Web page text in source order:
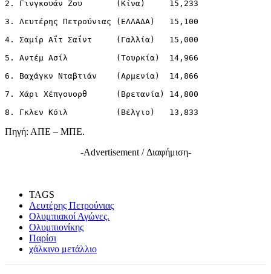
2. Γινγκουάν Ζου       (Κίνα)     15,233
3. Λευτέρης Πετρούνιας (ΕΛΛΑΔΑ)   15,100
4. Σαμίρ Αΐτ Σαΐντ     (Γαλλία)   15,000
5. Αντέμ Ασίλ          (Τουρκία)  14,966
6. Βαχάγκν Νταβτιάν    (Αρμενία)  14,866
7. Χάρι Χέπγουορθ      (Βρετανία) 14,800
Πηγή: ΑΠΕ – ΜΠΕ.
-Advertisement / Διαφήμιση-
TAGS
Λευτέρης Πετρούνιας
Ολυμπιακοί Αγώνες.
Ολυμπιονίκης
Παρίσι
χάλκινο μετάλλιο